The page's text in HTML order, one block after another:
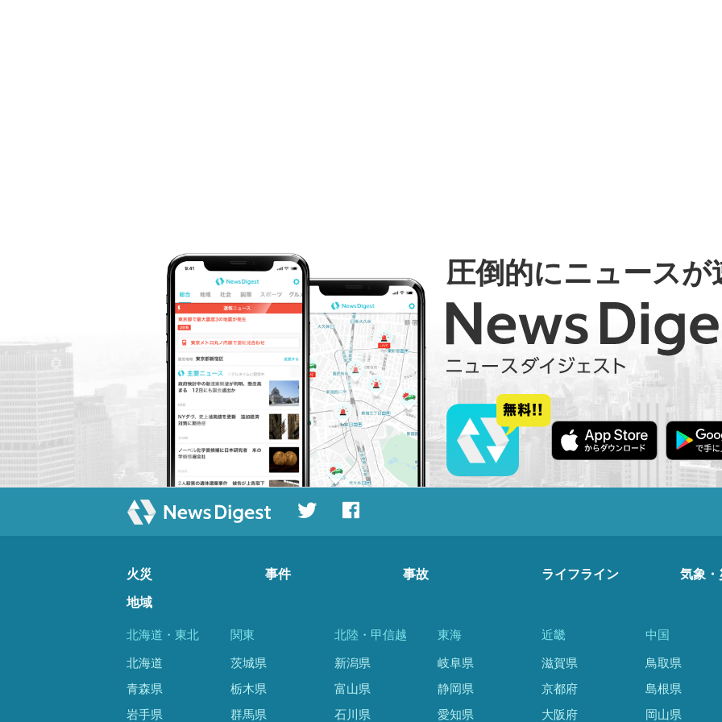
圧倒的にニュースが
火災 事件 事故 ライフライン 気象・
地域
北海道・東北
北海道
青森県
岩手県
関東
茨城県
栃木県
群馬県
北陸・甲信越
新潟県
富山県
石川県
東海
岐阜県
静岡県
愛知県
近畿
滋賀県
京都府
大阪府
中国
鳥取県
島根県
岡山県